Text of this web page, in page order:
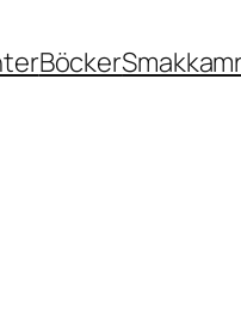
Böcker